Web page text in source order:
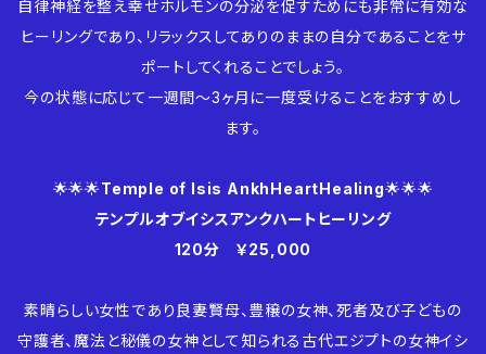
自律神経を整え幸せホルモンの分泌を促すためにも非常に有効な
ヒーリングであり、リラックスしてありのままの自分であることをサ
ポートしてくれることでしょう。
今の状態に応じて一週間〜3ヶ月に一度受けることをおすすめし
ます。
🌟🌟🌟Temple of Isis AnkhHeartHealing🌟🌟🌟
テンプルオブイシスアンクハートヒーリング
120分 ￥25,000
素晴らしい女性であり良妻賢母、豊穣の女神、死者及び子どもの
守護者、魔法と秘儀の女神として知られる古代エジプトの女神イシ